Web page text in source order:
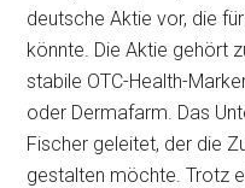
deutsche Aktie vor, die
könnte. Die Aktie gehört
stabile OTC-Health-
oder Dermafarm. Das
Fischer geleitet, der die
gestalten möchte. Trotz